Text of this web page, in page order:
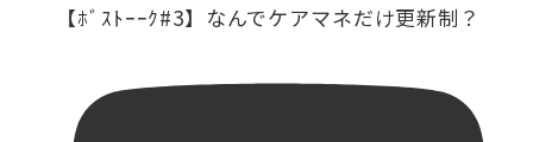
【ﾎﾞｽﾄｰｰｸ#3】なんでケアマネだけ更新制？